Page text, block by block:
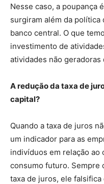
Nesse caso, a poupança
surgiram além da política
banco central. O que
investimento de
atividades não geradoras
A redução da taxa de
capital?
Quando a taxa de juros
um indicador para as
indivíduos em relação
consumo futuro. Sempre
taxa de juros, ele